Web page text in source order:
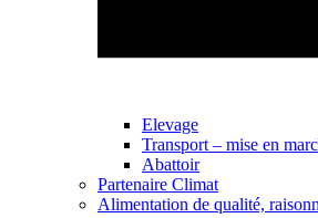
Elevage
Transport – mise en
Abattoir
Partenaire Climat
Alimentation de qualité,